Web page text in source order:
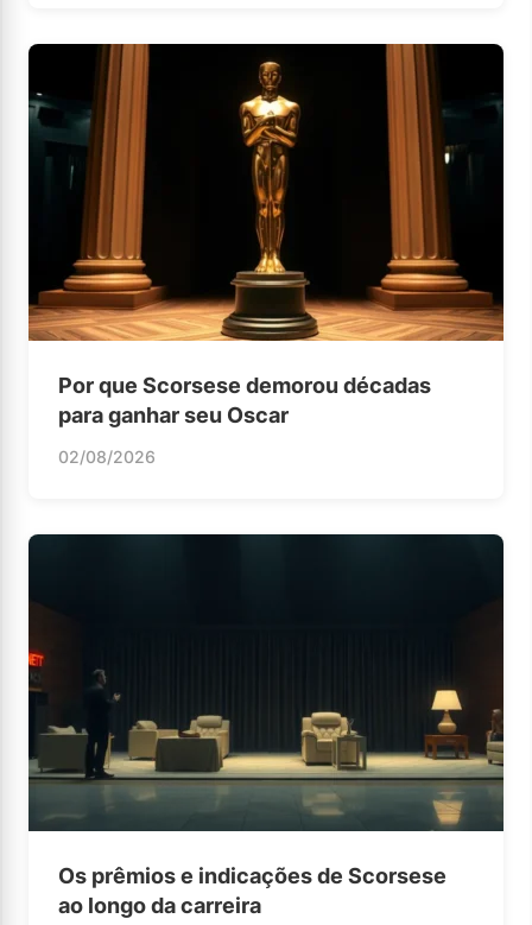
Por que Scorsese demorou décadas
para ganhar seu Oscar
02/08/2026
Os prêmios e indicações de Scorsese
ao longo da carreira